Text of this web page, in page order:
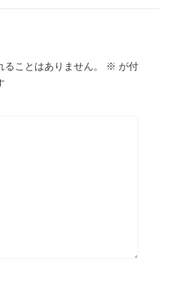
ことはありません。 ※ が付